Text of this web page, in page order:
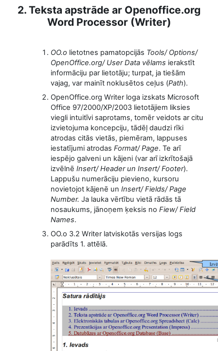
2. Teksta apstrāde ar Openoffice.org
Word Processor (Writer)
OO.o lietotnes pamatopcijās Tools/ Options/
OpenOffice.org/ User Data vēlams ierakstīt
informāciju par lietotāju; turpat, ja tiešām
vajag, var mainīt noklusētos ceļus (Path).
OpenOffice.org Writer loga izskats Microsoft
Office 97/2000/XP/2003 lietotājiem liksies
viegli intuitīvi saprotams, tomēr veidots ar citu
izvietojuma koncepciju, tādēļ daudzi rīki
atrodas citās vietās, piemēram, lappuses
iestatījumi atrodas Format/ Page. Te arī
iespējo galveni un kājeni (var arī izkrītošajā
izvēlnē Insert/ Header un Insert/ Footer).
Lappušu numerāciju pievieno, kursoru
novietojot kājenē un Insert/ Fields/ Page
Number. Ja lauka vērtību vietā rādās tā
nosaukums, jānoņem ķeksis no Fiew/ Field
Names.
OO.o 3.2 Writer latviskotās versijas logs
parādīts 1. attēlā.